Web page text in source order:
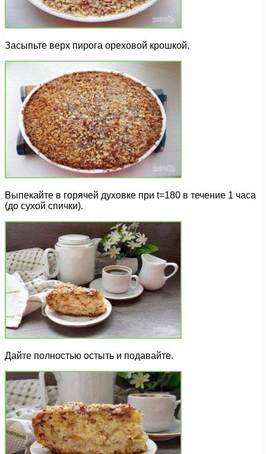
Засыпьте верх пирога ореховой крошкой.
Выпекайте в горячей духовке при t=180 в течение 1 часа
(до сухой спички).
Дайте полностью остыть и подавайте.